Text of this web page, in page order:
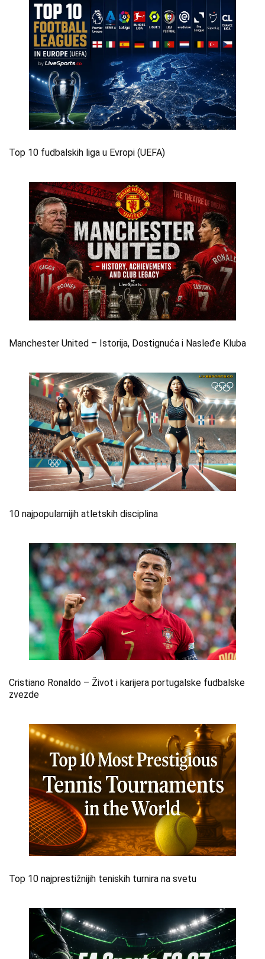
Top 10 fudbalskih liga u Evropi (UEFA)
Manchester United – Istorija, Dostignuća i Nasleđe Kluba
10 najpopularnijih atletskih disciplina
Cristiano Ronaldo – Život i karijera portugalske fudbalske
zvezde
Top 10 najprestižnijih teniskih turnira na svetu